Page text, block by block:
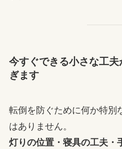
今すぐできる小さな工
ぎます
転倒を防ぐために何か特別
はありません。
灯りの位置・寝具の工夫・